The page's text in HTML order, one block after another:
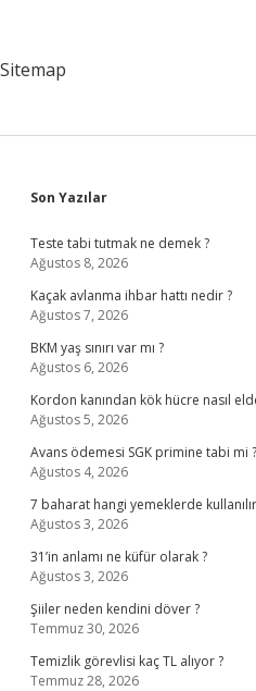
Sitemap
Sidebar
Son Yazılar
Teste tabi tutmak ne demek ?
Ağustos 8, 2026
Kaçak avlanma ihbar hattı nedir ?
Ağustos 7, 2026
BKM yaş sınırı var mı ?
Ağustos 6, 2026
Kordon kanından kök hücre nasıl
Ağustos 5, 2026
Avans ödemesi SGK primine tabi mi ?
Ağustos 4, 2026
7 baharat hangi yemeklerde
Ağustos 3, 2026
31’in anlamı ne küfür olarak ?
Ağustos 3, 2026
Şiiler neden kendini döver ?
Temmuz 30, 2026
Temizlik görevlisi kaç TL alıyor ?
Temmuz 28, 2026